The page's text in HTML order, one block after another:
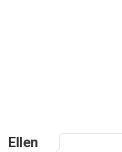
Ellen